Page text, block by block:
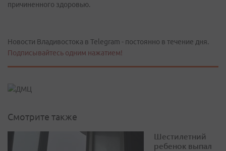
причиненного здоровью.
Новости Владивостока в Telegram - постоянно в течение дня.
Подписывайтесь одним нажатием!
Смотрите также
Шестилетний
ребенок выпал